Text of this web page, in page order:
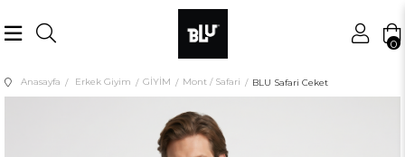
0
Anasayfa Erkek Giyim GİYİM Mont / Safari BLU Safari Ceket